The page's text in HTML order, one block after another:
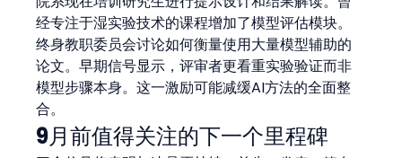
经专注于湿实验技术的课程增加了模型评估模块。
终身教职委员会讨论如何衡量使用大量模型辅助的
论文。早期信号显示，评审者更看重实验验证而非
模型步骤本身。这一激励可能减缓AI方法的全面整
合。
9月前值得关注的下一个里程碑